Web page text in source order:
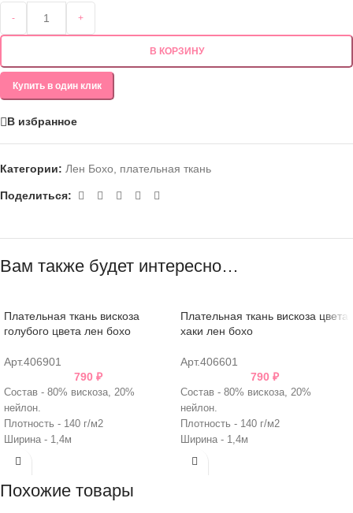
- +
В КОРЗИНУ
Купить в один клик
В избранное
Категории: Лен Бохо плательная ткань
Поделиться:
Вам также будет интересно…
Плательная ткань вискоза
голубого цвета лен бохо
Арт.406901
790 ₽
Состав - 80% вискоза, 20%
нейлон.
Плотность - 140 г/м2
Ширина - 1,4м
Возможна усадка - 5-7%
Плательная ткань вискоза цвета
хаки лен бохо
Арт.406601
790 ₽
Состав - 80% вискоза, 20%
нейлон.
Плотность - 140 г/м2
Ширина - 1,4м
Возможна усадка - 5-7%
Похожие товары